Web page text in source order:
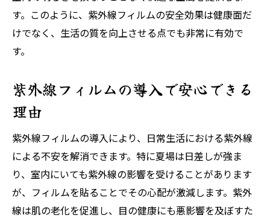
フィルムで紫外線を99%カットする方法
紫外線を遮るフィルムのメカニズム
紫外線フィルムで窓の安全性を高める
紫外線フィルムの重要性とその選び方
フィルムの種類と選び方のポイント
紫外線フィルム選びで注意すべき点
効果的なフィルム選びの基準
目的に合わせたフィルム選びの方法
す。このように、紫外線フィルムの安全効果は健康面だ
けでなく、生活の質を向上させる点でも非常に有効で
す。
紫外線フィルムの導入で安心できる
理由
紫外線フィルムの導入により、日常生活における紫外線
による不安を解消できます。特に夏場は日差しが強ま
り、室内にいても紫外線の影響を受けることがあります
が、フィルムを貼ることでその心配が激減します。紫外
線は肌の老化を促進し、目の健康にも悪影響を及ぼすた